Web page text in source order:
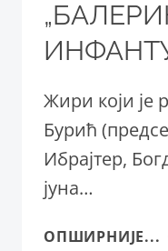
Жири који је
Бурић
Ибрајтер,
јуна…
ОПШИРНИЈЕ...